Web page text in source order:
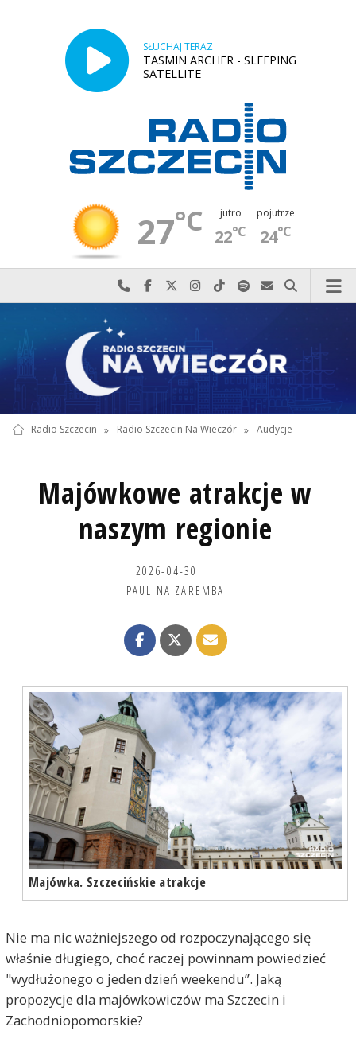
SŁUCHAJ TERAZ
TASMIN ARCHER - SLEEPING
SATELLITE
27°C jutro
22°C
pojutrze
24°C
Najlepiej po prostu do nas zadzwoń
Odwiedź nas na Facebook-u
Odwiedź nas na X
Odwiedź nas na Instagram-ie
Odwiedź nas na TikTok-u
Szukaj nas na Spotify
Wyślij do nas
Szukaj
Radio Szczecin » Radio Szczecin Na Wieczór » Audycje
Majówkowe atrakcje w
naszym regionie
2026-04-30
PAULINA ZAREMBA
Majówka. Szczecińskie atrakcje
Nie ma nic ważniejszego od rozpoczynającego się
właśnie długiego, choć raczej powinnam powiedzieć
"wydłużonego o jeden dzień weekendu”. Jaką
propozycje dla majówkowiczów ma Szczecin i
Zachodniopomorskie?